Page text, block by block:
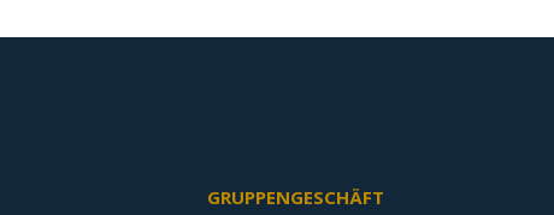
GRUPPENGESCHÄFT